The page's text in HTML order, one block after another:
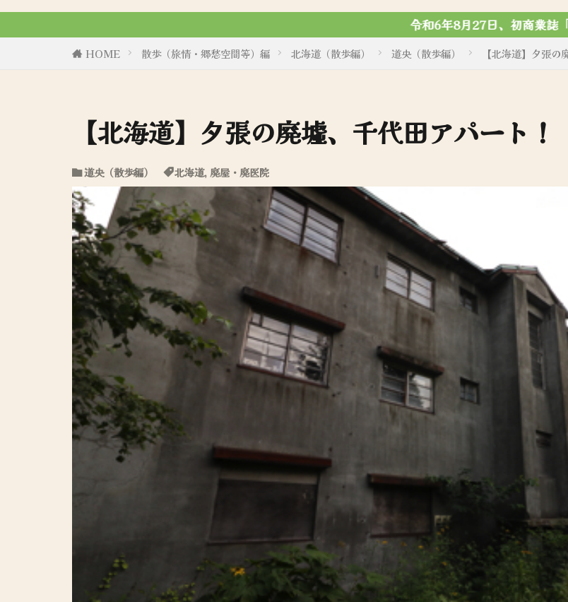
令和6年8月27日、初商業誌「一人旅研究会 ノスタルジ
HOME 散歩（旅情・郷愁空間等）編 北海道（散歩編） 道央（散歩編） 【北海道】夕張の
【北海道】夕張の廃墟、千代田アパート！
道央（散歩編） 北海道, 廃屋・廃医院